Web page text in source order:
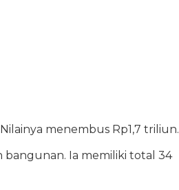
menembus Rp1,7 triliun.
Ia memiliki total 34